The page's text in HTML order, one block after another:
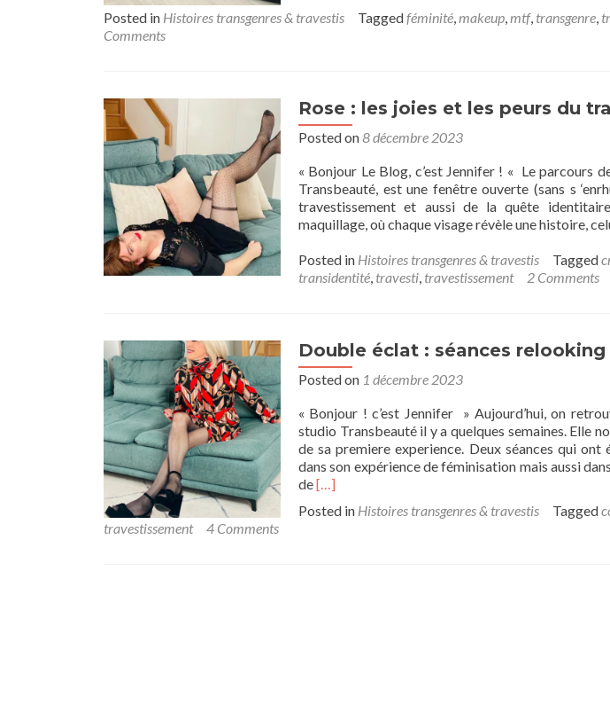
about
Métamorphose
Intime
Posted in Histoires transgenres & travestis Taggedféminité,makeup,mtf, transgenre,
Comments
Rose : les joies et les peurs du
Posted on8 décembre 2023
« Bonjour Le Blog, c’est Jennifer ! « Le parcours
Transbeauté, est une fenêtre ouverte (sans s
travestissement et aussi de la quête
maquillage, où chaque visage révèle une histoire,
Posted in Histoires transgenres & travestis Tagged
transidentité, travesti, travestissement 2 Comments
Double éclat : séances
Posted on 1 décembre 2023
« Bonjour ! c’est Jennifer » Aujourd’hui, on
studio Transbeauté il y a quelques semaines. Elle
de sa premiere experience. Deux séances qui
dans son expérience de féminisation mais aussi
deRead
about
[…]
Posted in Histoires transgenres & travestis Tagged
travestissement
4 Comments